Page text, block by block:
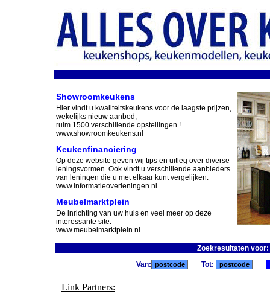
Showroomkeukens
Hier vindt u kwaliteitskeukens voor de laagste prijzen,
wekelijks nieuw aanbod,
ruim 1500 verschillende opstellingen !
www.showroomkeukens.nl
Keukenfinanciering
Op deze website geven wij tips en uitleg over diverse
leningsvormen. Ook vindt u verschillende aanbieders
van leningen die u met elkaar kunt vergelijken.
www.informatieoverleningen.nl
Meubelmarktplein
De inrichting van uw huis en veel meer op deze
interessante site.
www.meubelmarktplein.nl
Zoekresultaten
Link Partners:
Van: Tot: